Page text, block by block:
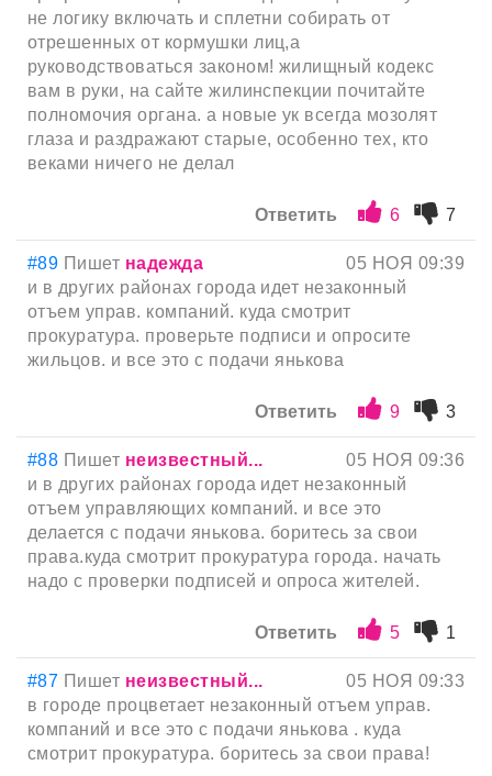
не логику включать и сплетни собирать от
отрешенных от кормушки лиц,а
руководствоваться законом! жилищный кодекс
вам в руки, на сайте жилинспекции почитайте
полномочия органа. а новые ук всегда мозолят
глаза и раздражают старые, особенно тех, кто
веками ничего не делал
Ответить 6 7
#89 Пишет надежда
05 НОЯ 09:39
и в других районах города идет незаконный
отъем управ. компаний. куда смотрит
прокуратура. проверьте подписи и опросите
жильцов. и все это с подачи янькова
Ответить 9 3
#88 Пишет неизвестный...
05 НОЯ 09:36
и в других районах города идет незаконный
отъем управляющих компаний. и все это
делается с подачи янькова. боритесь за свои
права.куда смотрит прокуратура города. начать
надо с проверки подписей и опроса жителей.
Ответить 5 1
#87 Пишет неизвестный...
05 НОЯ 09:33
в городе процветает незаконный отъем управ.
компаний и все это с подачи янькова . куда
смотрит прокуратура. боритесь за свои права!